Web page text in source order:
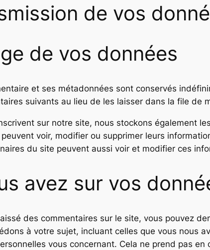
de vos
de vos données
et ses métadonnées sont conservés
suivants au lieu de les laisser dans la file de
sur notre site, nous stockons également
voir, modifier ou supprimer leurs
du site peuvent aussi voir et modifier ces
avez sur vos
des commentaires sur le site, vous pouvez
à votre sujet, incluant celles que vous nous
vous concernant. Cela ne prend pas